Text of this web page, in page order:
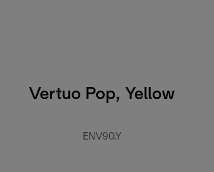
Vertuo Pop, Yellow
ENV90.Y